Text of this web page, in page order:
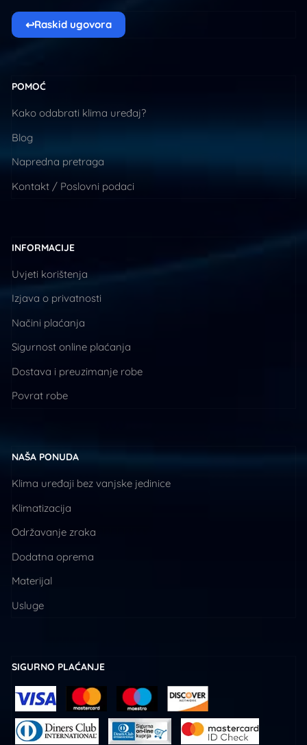
↩Raskid ugovora
POMOĆ
Kako odabrati klima uređaj?
Blog
Napredna pretraga
Kontakt / Poslovni podaci
INFORMACIJE
Uvjeti korištenja
Izjava o privatnosti
Načini plaćanja
Sigurnost online plaćanja
Dostava i preuzimanje robe
Povrat robe
NAŠA PONUDA
Klima uređaji bez vanjske jedinice
Klimatizacija
Održavanje zraka
Dodatna oprema
Materijal
Usluge
SIGURNO PLAĆANJE